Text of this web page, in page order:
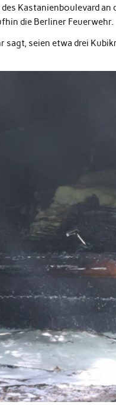
Kastanienboulevard
die Berliner Feuerwehr.
sagt, seien etwa drei